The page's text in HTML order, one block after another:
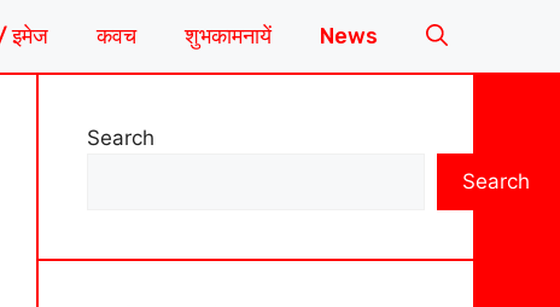
इमेज कवच शुभकामनायें News
Search
Search